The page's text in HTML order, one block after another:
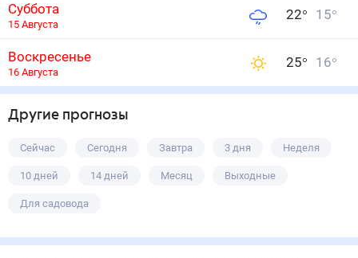
Суббота
15 Августа
22° 15°
Воскресенье
16 Августа
25° 16°
Другие прогнозы
Сейчас Сегодня Завтра 3 дня Неделя
10 дней 14 дней Месяц Выходные
Для садовода